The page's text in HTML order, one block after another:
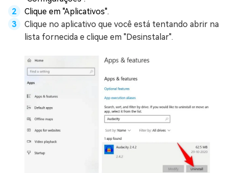
Clique em "Aplicativos".
Clique no aplicativo que você está tentando abrir na
lista fornecida e clique em "Desinstalar".